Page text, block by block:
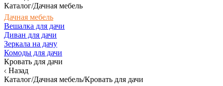
Каталог/Дачная мебель
Дачная мебель
Вешалка для дачи
Диван для дачи
Зеркала на дачу
Комоды для дачи
Кровать для дачи
Назад
Каталог/Дачная мебель/Кровать для дачи